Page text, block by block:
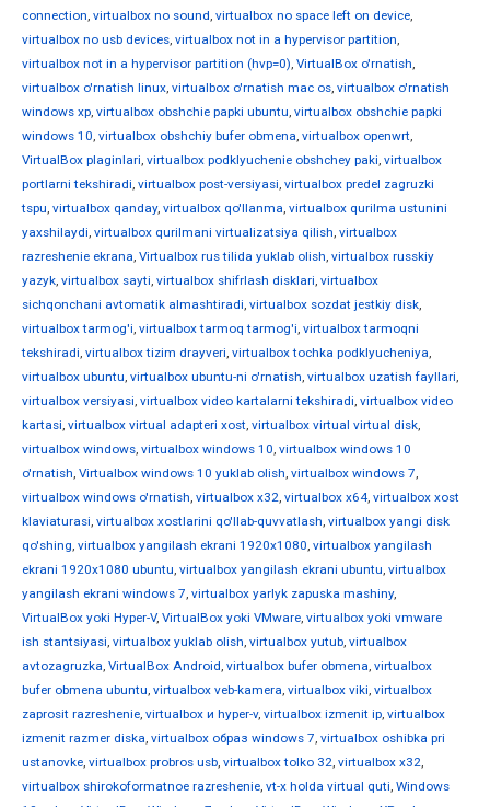
connection, virtualbox no sound, virtualbox no space left on device,
virtualbox no usb devices, virtualbox not in a hypervisor partition,
virtualbox not in a hypervisor partition (hvp=0), VirtualBox o'rnatish,
virtualbox o'rnatish linux, virtualbox o'rnatish mac os, virtualbox o'rnatish
windows xp, virtualbox obshchie papki ubuntu, virtualbox obshchie papki
windows 10, virtualbox obshchiy bufer obmena, virtualbox openwrt,
VirtualBox plaginlari, virtualbox podklyuchenie obshchey paki, virtualbox
portlarni tekshiradi, virtualbox post-versiyasi, virtualbox predel zagruzki
tspu, virtualbox qanday, virtualbox qo'llanma, virtualbox qurilma ustunini
yaxshilaydi, virtualbox qurilmani virtualizatsiya qilish, virtualbox
razreshenie ekrana, Virtualbox rus tilida yuklab olish, virtualbox russkiy
yazyk, virtualbox sayti, virtualbox shifrlash disklari, virtualbox
sichqonchani avtomatik almashtiradi, virtualbox sozdat jestkiy disk,
virtualbox tarmog'i, virtualbox tarmoq tarmog'i, virtualbox tarmoqni
tekshiradi, virtualbox tizim drayveri, virtualbox tochka podklyucheniya,
virtualbox ubuntu, virtualbox ubuntu-ni o'rnatish, virtualbox uzatish fayllari,
virtualbox versiyasi, virtualbox video kartalarni tekshiradi, virtualbox video
kartasi, virtualbox virtual adapteri xost, virtualbox virtual virtual disk,
virtualbox windows, virtualbox windows 10, virtualbox windows 10
o'rnatish, Virtualbox windows 10 yuklab olish, virtualbox windows 7,
virtualbox windows o'rnatish, virtualbox x32, virtualbox x64, virtualbox xost
klaviaturasi, virtualbox xostlarini qo'llab-quvvatlash, virtualbox yangi disk
qo'shing, virtualbox yangilash ekrani 1920x1080, virtualbox yangilash
ekrani 1920x1080 ubuntu, virtualbox yangilash ekrani ubuntu, virtualbox
yangilash ekrani windows 7, virtualbox yarlyk zapuska mashiny,
VirtualBox yoki Hyper-V, VirtualBox yoki VMware, virtualbox yoki vmware
ish stantsiyasi, virtualbox yuklab olish, virtualbox yutub, virtualbox
avtozagruzka, VirtualBox Android, virtualbox bufer obmena, virtualbox
bufer obmena ubuntu, virtualbox veb-kamera, virtualbox viki, virtualbox
zaprosit razreshenie, virtualbox и hyper-v, virtualbox izmenit ip, virtualbox
izmenit razmer diska, virtualbox образ windows 7, virtualbox oshibka pri
ustanovke, virtualbox probros usb, virtualbox tolko 32, virtualbox х32,
virtualbox shirokoformatnoe razreshenie, vt-x holda virtual quti, Windows